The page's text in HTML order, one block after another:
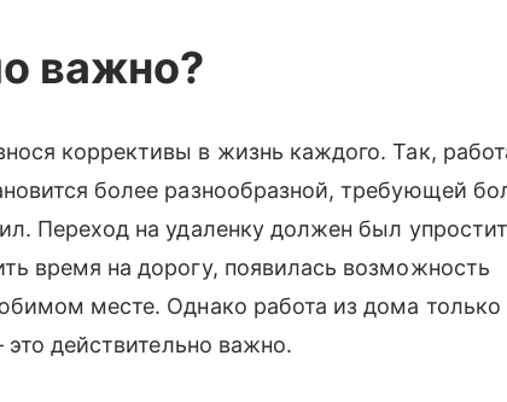
важно?
коррективы в жизнь каждого. Так,
более разнообразной, требующей
Переход на удаленку должен был
время на дорогу, появилась возможность
месте. Однако работа из дома только
действительно важно.